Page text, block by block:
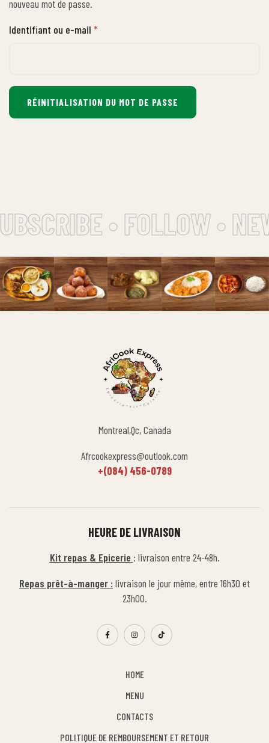
nouveau mot de passe.
Identifiant ou e-mail *
RÉINITIALISATION DU MOT DE PASSE
• FOLLOW •
Montreal,Qc, Canada
Afrcookexpress@outlook.com
+(084) 456-0789
HOME
MENU
CONTACTS
POLITIQUE DE REMBOURSEMENT ET RETOUR
HEURE DE LIVRAISON
Kit repas & Epicerie : livraison entre 24-48h.
Repas prêt-à-manger : livraison le jour même, entre 16h30 et
23h00.